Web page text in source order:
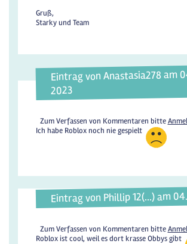
Gruß,
Starky und Team
Eintrag von Anastasia278 am
2023
Zum Verfassen von Kommentaren bitte
Ich habe Roblox noch nie gespielt
Eintrag von Phillip 12(...) am
Zum Verfassen von Kommentaren bitte
Roblox ist cool, weil es dort krasse Obbys gibt